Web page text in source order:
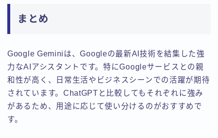
まとめ
Google Geminiは、Googleの最新AI技術を結集した強
力なAIアシスタントです。特にGoogleサービスとの親
和性が高く、日常生活やビジネスシーンでの活躍が期待
されています。ChatGPTと比較してもそれぞれに強み
があるため、用途に応じて使い分けるのがおすすめで
す。